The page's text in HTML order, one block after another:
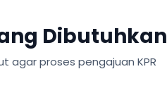
Dibutuhkan
agar proses pengajuan KPR